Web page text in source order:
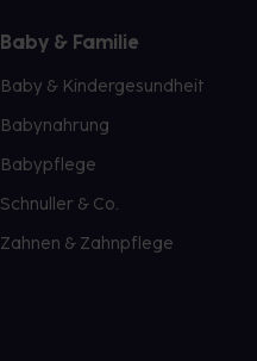
Baby & Familie
Baby & Kindergesundheit
Babynahrung
Babypflege
Schnuller & Co.
Zahnen & Zahnpflege